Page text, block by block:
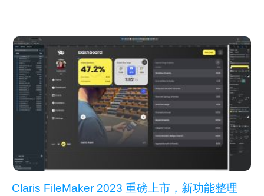
Claris FileMaker 2023 重磅上市，新功能整理